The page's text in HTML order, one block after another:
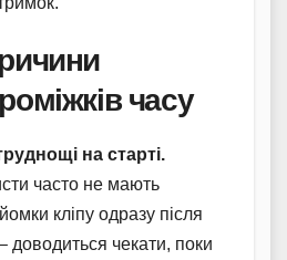
часу
на старті.
часто не мають
кліпу одразу після
– доводиться чекати, поки